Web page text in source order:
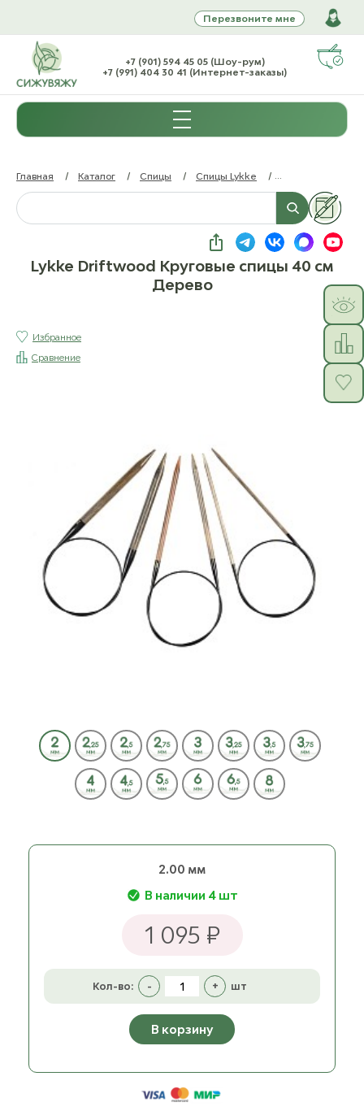
Перезвоните мне
+7 (901) 594 45 05 (Шоу-рум)
+7 (991) 404 30 41 (Интернет-заказы)
Главная / Каталог / Спицы / Спицы Lykke /
Lykke Driftwood Круговые спицы 40 см
Дерево
Избранное
Сравнение
2.00 мм
В наличии 4 шт
1 095 ₽
Кол-во: - + шт
В корзину